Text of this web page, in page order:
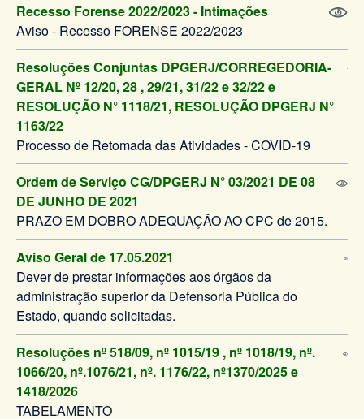
Recesso Forense 2022/2023 - Intimações
Aviso - Recesso FORENSE 2022/2023
Resoluções Conjuntas DPGERJ/CORREGEDORIA-
GERAL Nº 12/20, 28 , 29/21, 31/22 e 32/22 e
RESOLUÇÃO N° 1118/21, RESOLUÇÃO DPGERJ N°
1163/22
Processo de Retomada das Atividades - COVID-19
Ordem de Serviço CG/DPGERJ N° 03/2021 DE 08
DE JUNHO DE 2021
PRAZO EM DOBRO ADEQUAÇÃO AO CPC de 2015.
Aviso Geral de 17.05.2021
Dever de prestar informações aos órgãos da
administração superior da Defensoria Pública do
Estado, quando solicitadas.
Resoluções nº 518/09, nº 1015/19 , nº 1018/19, nº.
1066/20, nº.1076/21, nº. 1176/22, nº1370/2025 e
1418/2026
TABELAMENTO